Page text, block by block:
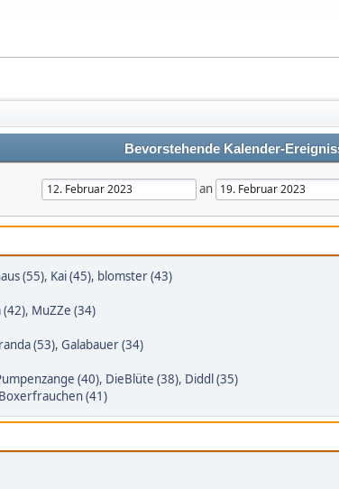
Bevorstehende Kalender-
an
(55), Kai (45), blomster (43)
(42), MuZZe (34)
(53), Galabauer (34)
(40), DieBlüte (38), Diddl (35)
Boxerfrauchen (41)